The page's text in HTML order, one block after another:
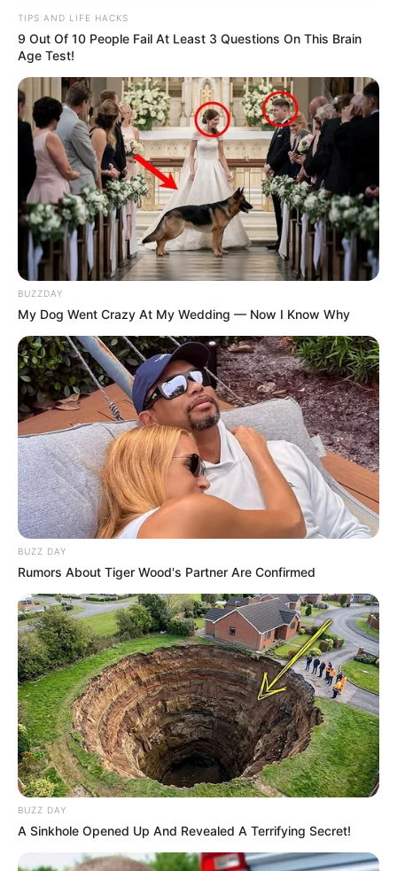
TIPS AND LIFE HACKS
9 Out Of 10 People Fail At Least 3 Questions On This Brain
Age Test!
BUZZDAY
My Dog Went Crazy At My Wedding — Now I Know Why
BUZZ DAY
Rumors About Tiger Wood's Partner Are Confirmed
BUZZ DAY
A Sinkhole Opened Up And Revealed A Terrifying Secret!